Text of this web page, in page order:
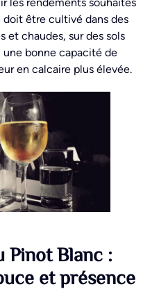
être cultivé dans des
et chaudes, sur des sols
bonne capacité de
en calcaire plus élevée.
Blanc :
et présence